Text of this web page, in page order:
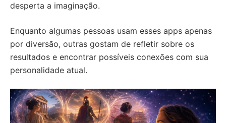
desperta a imaginação.
Enquanto algumas pessoas usam esses apps apenas
por diversão, outras gostam de refletir sobre os
resultados e encontrar possíveis conexões com sua
personalidade atual.